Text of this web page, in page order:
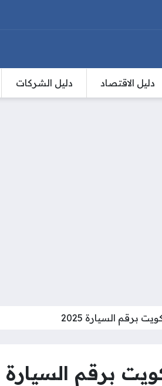
دليل الاقتصاد دليل الشركات
برقم السيارة 2025
برقم السيارة 2025